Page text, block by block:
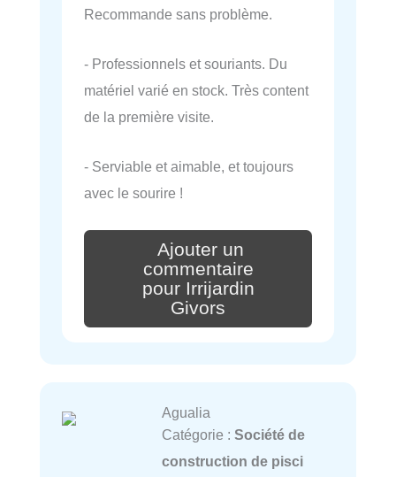
Recommande sans problème.
- Professionnels et souriants. Du
matériel varié en stock. Très content
de la première visite.
- Serviable et aimable, et toujours
avec le sourire !
Ajouter un
commentaire
pour Irrijardin
Givors
Agualia
Catégorie : Société de
construction de pisci